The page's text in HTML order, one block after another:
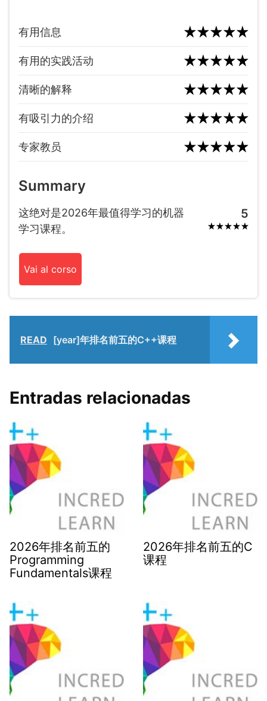
有用信息
有用的实践活动
清晰的解释
有吸引力的介绍
专家教员
Summary
这绝对是2026年最值得学习的机器
学习课程。
5
Vai al corso
READ [year]年排名前五的C++课程
Entradas relacionadas
2026年排名前五的
Programming
Fundamentals课程
2026年排名前五的C
课程